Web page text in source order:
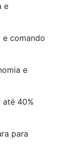
e
comando
e
40%
para